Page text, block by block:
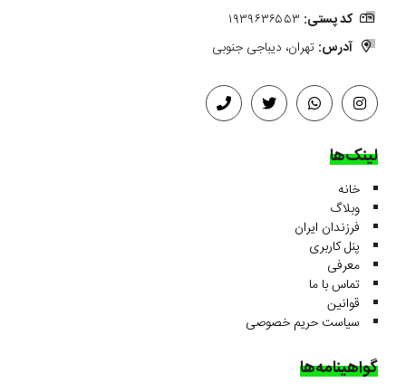
کد پستی: ۱۹۳۹۶۳۶۵۵۳
آدرس: تهران، دیباجی جنوبی
لینک‌ها
خانه
وبلاگ
فرزندان ایران
پنل کاربری
معرفی
تماس با ما
قوانین
سیاست حریم خصوصی
گواهینامه‌ها